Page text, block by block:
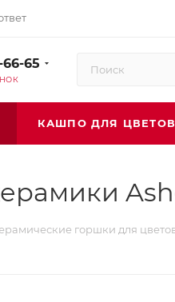
65
КАШПО ДЛЯ ЦВЕТОВ
горшки для